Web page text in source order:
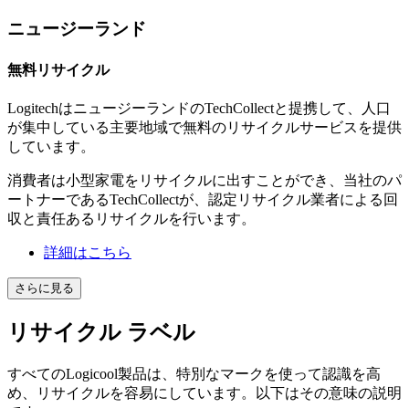
ニュージーランド
無料リサイクル
LogitechはニュージーランドのTechCollectと提携して、人口
が集中している主要地域で無料のリサイクルサービスを提供
しています。
消費者は小型家電をリサイクルに出すことができ、当社のパ
ートナーであるTechCollectが、認定リサイクル業者による回
収と責任あるリサイクルを行います。
詳細はこちら
さらに見る
リサイクル ラベル
すべてのLogicool製品は、特別なマークを使って認識を高
め、リサイクルを容易にしています。以下はその意味の説明